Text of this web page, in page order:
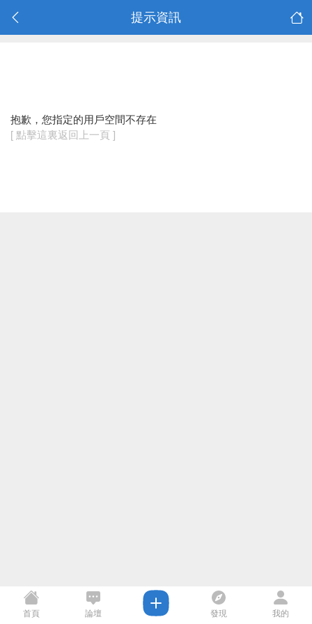
提示資訊
抱歉，您指定的用戶空間不存在
[ 點擊這裏返回上一頁 ]
首頁 論壇 發現 我的